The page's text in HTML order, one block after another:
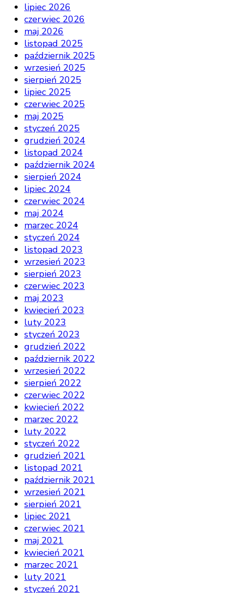
lipiec 2026
czerwiec 2026
maj 2026
listopad 2025
październik 2025
wrzesień 2025
sierpień 2025
lipiec 2025
czerwiec 2025
maj 2025
styczeń 2025
grudzień 2024
listopad 2024
październik 2024
sierpień 2024
lipiec 2024
czerwiec 2024
maj 2024
marzec 2024
styczeń 2024
listopad 2023
wrzesień 2023
sierpień 2023
czerwiec 2023
maj 2023
kwiecień 2023
luty 2023
styczeń 2023
grudzień 2022
październik 2022
wrzesień 2022
sierpień 2022
czerwiec 2022
kwiecień 2022
marzec 2022
luty 2022
styczeń 2022
grudzień 2021
listopad 2021
październik 2021
wrzesień 2021
sierpień 2021
lipiec 2021
czerwiec 2021
maj 2021
kwiecień 2021
marzec 2021
luty 2021
styczeń 2021